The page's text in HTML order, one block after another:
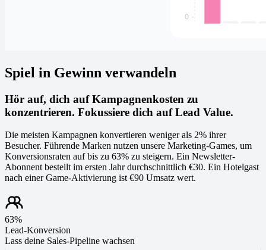
Spiel in Gewinn verwandeln
Hör auf, dich auf Kampagnenkosten zu
konzentrieren. Fokussiere dich auf Lead Value.
Die meisten Kampagnen konvertieren weniger als 2% ihrer
Besucher. Führende Marken nutzen unsere Marketing-Games, um
Konversionsraten auf bis zu 63% zu steigern. Ein Newsletter-
Abonnent bestellt im ersten Jahr durchschnittlich €30. Ein Hotelgast
nach einer Game-Aktivierung ist €90 Umsatz wert.
63%
Lead-Konversion
Lass deine Sales-Pipeline wachsen